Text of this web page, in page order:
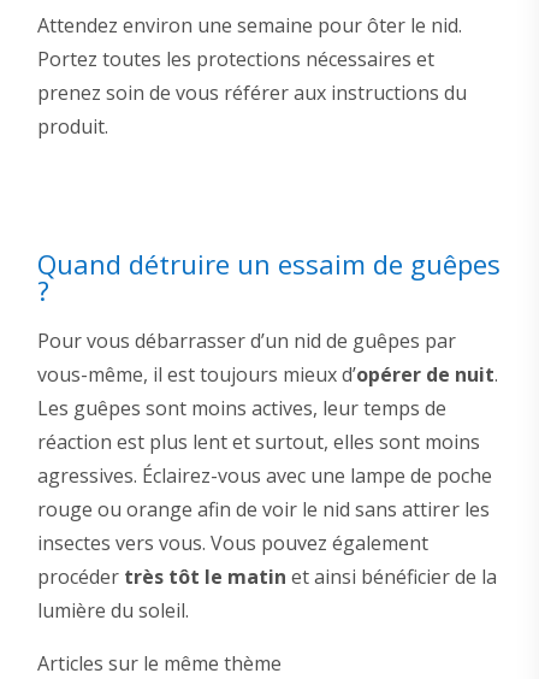
Attendez environ une semaine pour ôter le nid.
Portez toutes les protections nécessaires et
prenez soin de vous référer aux instructions du
produit.
Quand détruire un essaim de guêpes
?
Pour vous débarrasser d’un nid de guêpes par
vous-même, il est toujours mieux d’opérer de nuit.
Les guêpes sont moins actives, leur temps de
réaction est plus lent et surtout, elles sont moins
agressives. Éclairez-vous avec une lampe de poche
rouge ou orange afin de voir le nid sans attirer les
insectes vers vous. Vous pouvez également
procéder très tôt le matin et ainsi bénéficier de la
lumière du soleil.
Articles sur le même thème